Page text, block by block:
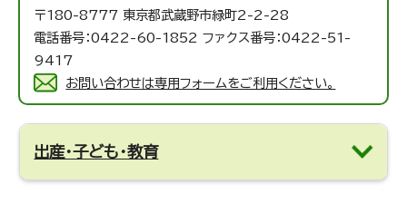
〒180-8777 東京都武蔵野市緑町2-2-28
電話番号：0422-60-1852 ファクス番号：0422-51-
9417
お問い合わせは専用フォームをご利用ください。
出産・子ども・教育